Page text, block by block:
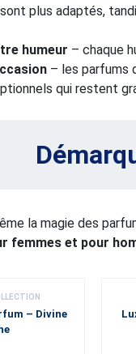
plus adaptés,
humeur – chaque
– les parfums
qui restent
la magie des
femmes et pour
– Divine